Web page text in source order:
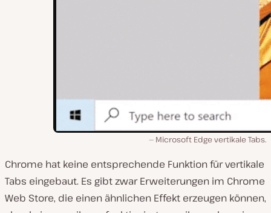
Microsoft Edge vertikale Tabs.
Chrome hat keine entsprechende Funktion für vertikale
Tabs eingebaut. Es gibt zwar Erweiterungen im Chrome
Web Store, die einen ähnlichen Effekt erzeugen können,